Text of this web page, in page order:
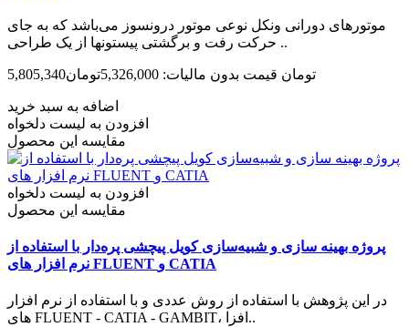
موتورهای دورانی ونکل نوعی موتور درون­سوز می‌­باشد که به جای
حرکت رفت و برگشتی پیستون­ها از یک طراحی ..
5,805,340تومان قیمت بدون مالیات: 5,326,000تومان
اضافه به سبد خرید
افزودن به لیست دلخواه
مقایسه این محصول
افزودن به لیست دلخواه
مقایسه این محصول
پروژه بهینه سازی و شبیه‌سازی کویل پیچشی پره‌دار با استفاده از
نرم افزار های FLUENT و CATIA
در این پژوهش با استفاده از روش عددی و با استفاده از نرم افزار
های FLUENT - CATIA - GAMBIT، افزا..